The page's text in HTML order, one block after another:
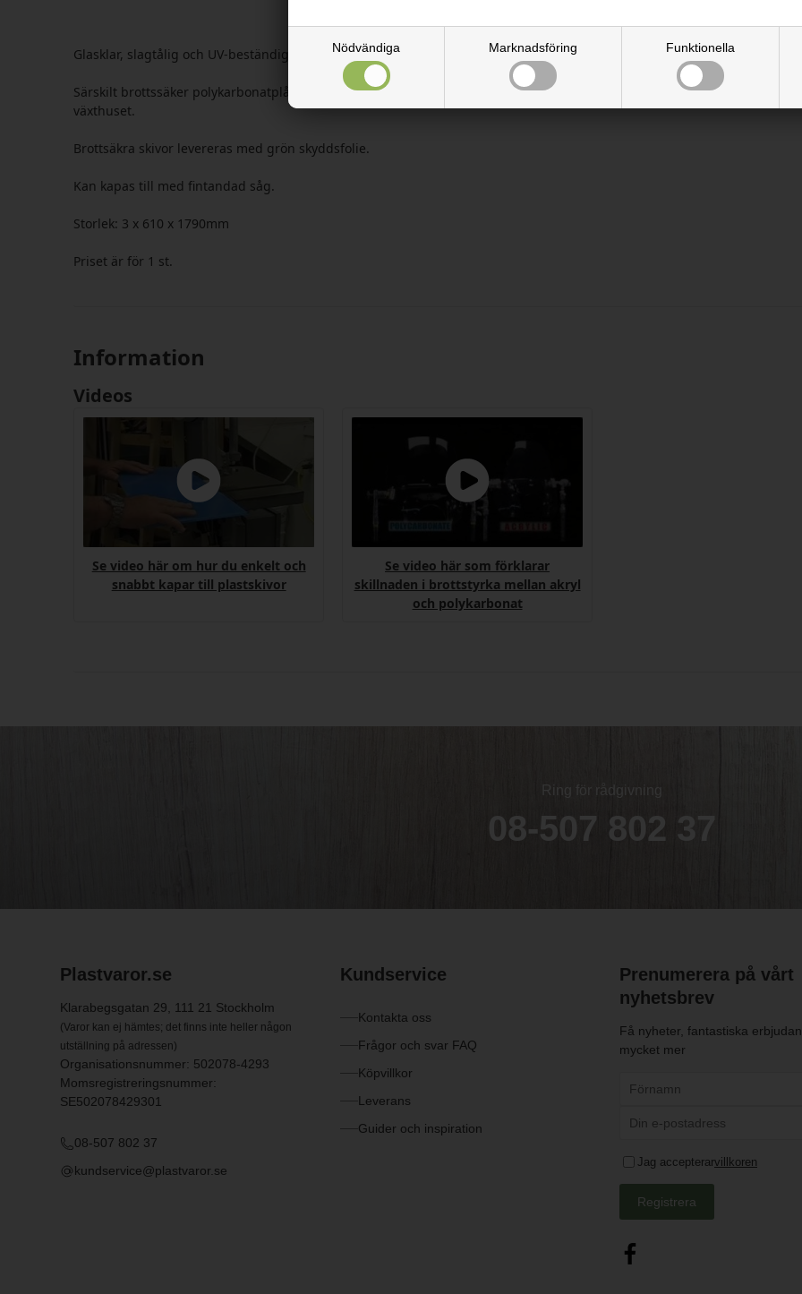
Nödvändiga Marknadsföring Funktionella
Glasklar, slagtålig och UV-beständig polykarbonat, 3mm tjock.
Särskilt brottssäker polykarbonatplåt lämplig för användning som glas för växthus. Kan faktiskt inte splittras och
växthuset.
Brottsäkra skivor levereras med grön skyddsfolie.
Kan kapas till med fintandad såg.
Storlek: 3 x 610 x 1790mm
Priset är för 1 st.
Information
Videos
Se video här om hur du enkelt och
snabbt kapar till plastskivor
Se video här som förklarar
skillnaden i brottstyrka mellan akryl
och polykarbonat
Ring för rådgivning
08-507 802 37
Plastvaror.se
Klarabegsgatan 29, 111 21 Stockholm
(Varor kan ej hämtes; det finns inte heller någon
utställning på adressen)
Organisationsnummer: 502078-4293
Momsregistreringsnummer:
SE502078429301
08-507 802 37
kundservice@plastvaror.se
Kundservice
Kontakta oss
Frågor och svar FAQ
Köpvillkor
Leverans
Guider och inspiration
Prenumerera på vårt
nyhetsbrev
Få nyheter, fantastiska
mycket mer
Jag accepterarvillkoren
Registrera